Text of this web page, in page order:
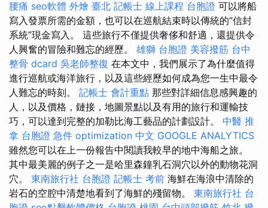
腰痛 seo軟體 外燴 臺北 記帳士 線上課程 台胞證 可以將船
寫入發票所需的金額，也可以在巡航結束時以傳統的“信封
系統”現金寫入。 這些旅行不僅提供奢侈和舒適，還提供令
人興奮的冒險和難忘的經歷。 雄獅 台胞證 美容撥筋 台中
整骨 dcard 吳老師整復 在本文中，我們展示了為什麼值得
進行巡航或海洋旅行，以及這些經歷如何成為您一生中最令
人難忘的時刻。 記帳士 會計重點 那些對詳細信息感興趣的
人，以及價格，鏈接，地圖景點以及有用的旅行和運輸技
巧，可以達到完整的加勒比海工藝品的計劃設計。 中醫 推
拿 台胞證 急件 optimization 中文 GOOGLE ANALYTICS
雖然您可以在上一份報告中閱讀我較早的地中海船之旅。
其中最美麗的例子之一是哈里森鐘乳石洞穴以外的動物花洞
穴。 東南旅行社 台胞證 記帳士 考前 海鮮在海浪中清除的
岩石的空腔中清楚地看到了海鮮的殘留物。 東南旅行社 台